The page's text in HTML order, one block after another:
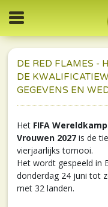
DE RED FLAMES -
DE
GEGEVENS EN
Het FIFA
Vrouwen 2027 is de
vierjaarlijks tornooi.
Het wordt gespeeld in
donderdag 24 juni tot
met 32 landen.